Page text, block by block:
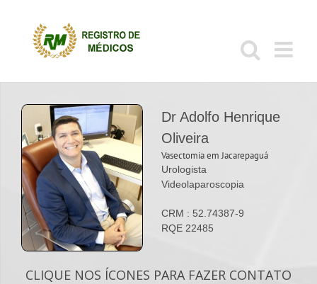
conteúdo
Dr Adolfo Henrique
Oliveira
Vasectomia em Jacarepaguá
Urologista
Videolaparoscopia
CRM : 52.74387-9
RQE 22485
CLIQUE NOS ÍCONES PARA FAZER CONTATO